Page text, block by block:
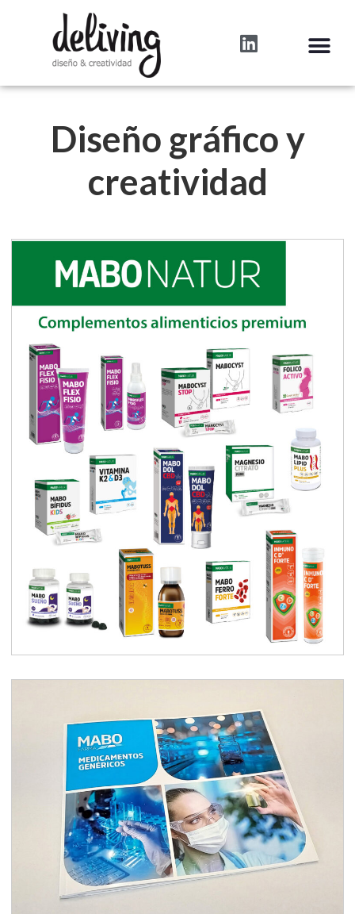
Diseño gráfico y
creatividad
Branding complementos
alimenticios
Vademécum/catálogo